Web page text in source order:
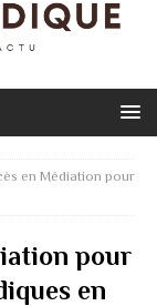
en Médiation pour
pour
en